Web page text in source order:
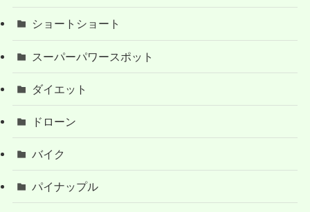
ショートショート
スーパーパワースポット
ダイエット
ドローン
バイク
パイナップル